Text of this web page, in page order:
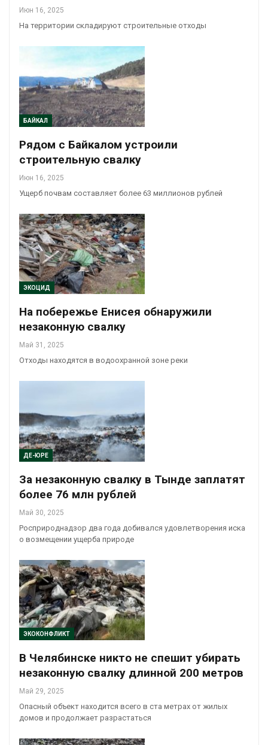
Июн 16, 2025
На территории складируют строительные отходы
БАЙКАЛ
Рядом с Байкалом устроили
строительную свалку
Июн 16, 2025
Ущерб почвам составляет более 63 миллионов рублей
ЭКОЦИД
На побережье Енисея обнаружили
незаконную свалку
Май 31, 2025
Отходы находятся в водоохранной зоне реки
ДЕ-ЮРЕ
За незаконную свалку в Тынде заплатят
более 76 млн рублей
Май 30, 2025
Росприроднадзор два года добивался удовлетворения иска
о возмещении ущерба природе
ЭКОКОНФЛИКТ
В Челябинске никто не спешит убирать
незаконную свалку длинной 200 метров
Май 29, 2025
Опасный объект находится всего в ста метрах от жилых
домов и продолжает разрастаться